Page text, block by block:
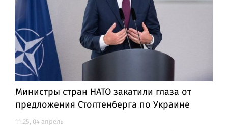
Министры стран НАТО закатили глаза от
предложения Столтенберга по Украине
11:25, 04 апрель